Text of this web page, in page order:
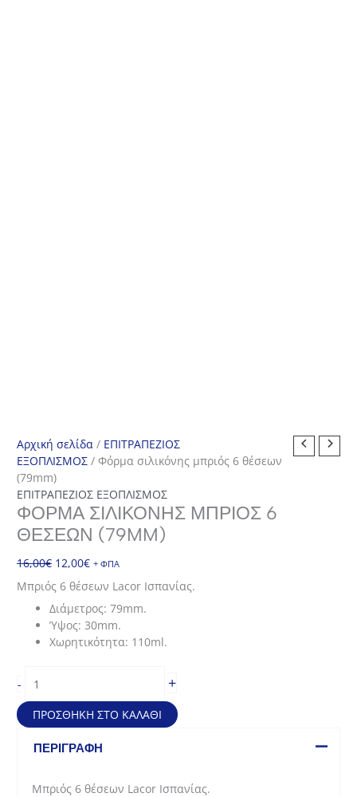
Αρχική σελίδα / ΕΠΙΤΡΑΠΕΖΙΟΣ
ΕΞΟΠΛΙΣΜΟΣ / Φόρμα σιλικόνης μπριός 6 θέσεων
(79mm)
ΕΠΙΤΡΑΠΕΖΙΟΣ ΕΞΟΠΛΙΣΜΟΣ
ΦΌΡΜΑ ΣΙΛΙΚΌΝΗΣ ΜΠΡΙΌΣ 6
ΘΈΣΕΩΝ (79MM)
16,00€ Original
price
was:
16,00€.
12,00€Η
τρέχουσα
είναι:
12,00€.
+ ΦΠΑ
Μπριός 6 θέσεων Lacor Ισπανίας.
Διάμετρος: 79mm.
Ύψος: 30mm.
Χωρητικότητα: 110ml.
-
σιλικόνης
μπριός
6
θέσεων
+
ΠΡΟΣΘΉΚΗ ΣΤΟ ΚΑΛΆΘΙ
ΠΕΡΙΓΡΑΦΉ
Μπριός 6 θέσεων Lacor Ισπανίας.